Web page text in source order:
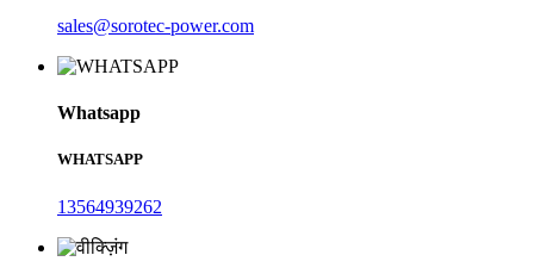
sales@sorotec-power.com
Whatsapp
WHATSAPP
13564939262